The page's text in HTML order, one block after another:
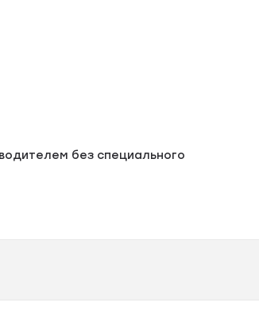
без специального